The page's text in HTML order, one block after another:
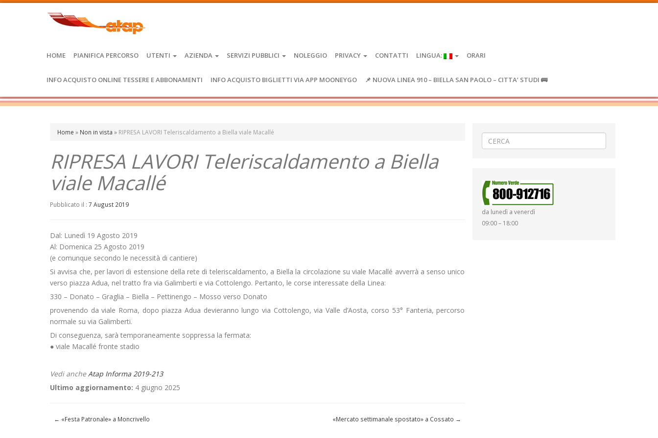
HOME PIANIFICA PERCORSO UTENTI AZIENDA SERVIZI PUBBLICI NOLEGGIO PRIVACY CONTATTI LINGUA: ORARI
INFO ACQUISTO ONLINE TESSERE E ABBONAMENTI INFO ACQUISTO BIGLIETTI VIA APP MOONEYGO 📌 NUOVA LINEA 910 – BIELLA SAN PAOLO – CITTA’ STUDI 🚌
Home » Non in vista » RIPRESA LAVORI Teleriscaldamento a Biella viale Macallé
RIPRESA LAVORI Teleriscaldamento a Biella
viale Macallé
Pubblicato il : 7 August 2019
Dal: Lunedì 19 Agosto 2019
Al: Domenica 25 Agosto 2019
(e comunque secondo le necessità di cantiere)
Si avvisa che, per lavori di estensione della rete di teleriscaldamento, a Biella la circolazione su viale Macallé avverrà a senso unico
verso piazza Adua, nel tratto fra via Galimberti e via Cottolengo. Pertanto, le corse interessate della Linea:
330 – Donato – Graglia – Biella – Pettinengo – Mosso verso Donato
provenendo da viale Roma, dopo piazza Adua devieranno lungo via Cottolengo, via Valle d’Aosta, corso 53° Fanteria, percorso
normale su via Galimberti.
Di conseguenza, sarà temporaneamente soppressa la fermata:
● viale Macallé fronte stadio
Vedi ancheAtap Informa 2019-213
Ultimo aggiornamento: 4 giugno 2025
← «Festa Patronale» a Moncrivello «Mercato settimanale spostato» a Cossato →
da lunedì a venerdì
09:00 – 18:00